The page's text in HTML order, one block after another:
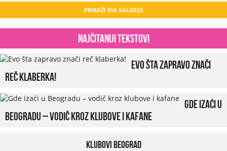
PRIKAŽI SVE GALERIJE
Najčitaniji tekstovi
Evo šta zapravo znači
reč klaberka!
Gde izaći u
Beogradu – vodič kroz klubove i kafane
Klubovi Beograd